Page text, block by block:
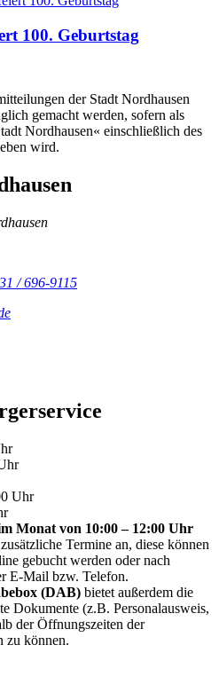
100. Geburtstag
der Stadt Nordhausen
gemacht werden, sofern als
Nordhausen« einschließlich des
wird.
/ 696-9115
Uhr
Monat von 10:00 – 12:00 Uhr
Termine an, diese können
gebucht werden oder nach
E-Mail bzw. Telefon.
(DAB) bietet außerdem die
Dokumente (z.B. Personalausweis,
der Öffnungszeiten der
zu können.